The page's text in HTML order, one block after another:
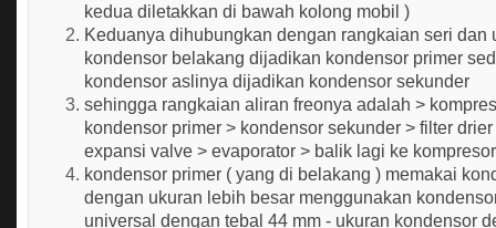
kedua diletakkan di bawah kolong mobil )
Keduanya dihubungkan dengan rangkaian seri dan
kondensor belakang dijadikan kondensor primer
kondensor aslinya dijadikan kondensor sekunder
sehingga rangkaian aliran freonya adalah >
kondensor primer > kondensor sekunder > filter drier
expansi valve > evaporator > balik lagi ke
kondensor primer ( yang di belakang ) memakai
dengan ukuran lebih besar menggunakan
universal dengan tebal 44 mm - ukuran kondensor